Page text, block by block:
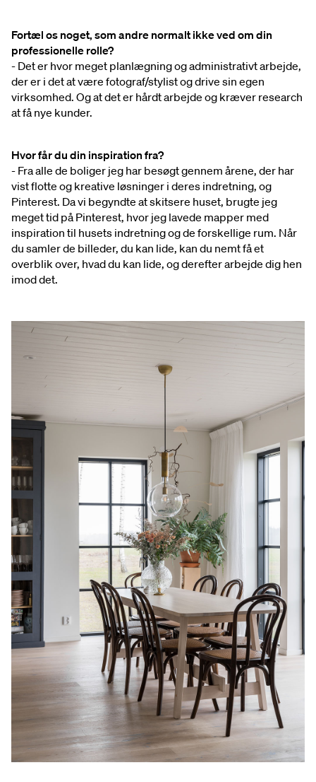
Fortæl os noget, som andre normalt ikke ved om din
professionelle rolle?
- Det er hvor meget planlægning og administrativt arbejde,
der er i det at være fotograf/stylist og drive sin egen
virksomhed. Og at det er hårdt arbejde og kræver research
at få nye kunder.
Hvor får du din inspiration fra?
- Fra alle de boliger jeg har besøgt gennem årene, der har
vist flotte og kreative løsninger i deres indretning, og
Pinterest. Da vi begyndte at skitsere huset, brugte jeg
meget tid på Pinterest, hvor jeg lavede mapper med
inspiration til husets indretning og de forskellige rum. Når
du samler de billeder, du kan lide, kan du nemt få et
overblik over, hvad du kan lide, og derefter arbejde dig hen
imod det.